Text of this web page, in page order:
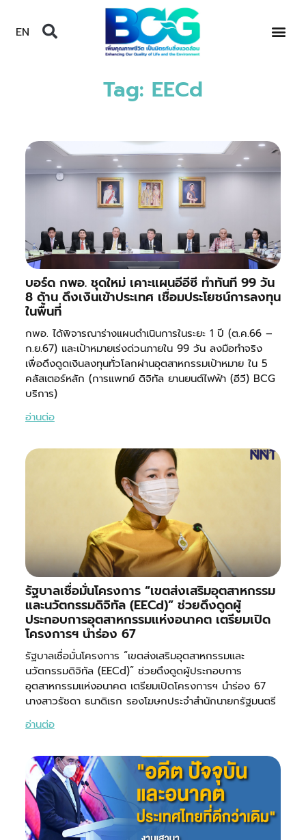
EN
Tag: EECd
บอร์ด กพอ. ชุดใหม่ เคาะแผนอีอีซี ทำทันที 99 วัน
8 ด้าน ดึงเงินเข้าประเทศ เชื่อมประโยชน์การลงทุน
ในพื้นที่
กพอ. ได้พิจารณาร่างแผนดำเนินการในระยะ 1 ปี (ต.ค.66 –
ก.ย.67) และเป้าหมายเร่งด่วนภายใน 99 วัน ลงมือทำจริง
เพื่อดึงดูดเงินลงทุนทั่วโลกผ่านอุตสาหกรรมเป้าหมาย ใน 5
คลัสเตอร์หลัก (การแพทย์ ดิจิทัล ยานยนต์ไฟฟ้า (อีวี) BCG
บริการ)
อ่านต่อ
รัฐบาลเชื่อมั่นโครงการ “เขตส่งเสริมอุตสาหกรรม
และนวัตกรรมดิจิทัล (EECd)” ช่วยดึงดูดผู้
ประกอบการอุตสาหกรรมแห่งอนาคต เตรียมเปิด
โครงการฯ นำร่อง 67
รัฐบาลเชื่อมั่นโครงการ “เขตส่งเสริมอุตสาหกรรมและ
นวัตกรรมดิจิทัล (EECd)” ช่วยดึงดูดผู้ประกอบการ
อุตสาหกรรมแห่งอนาคต เตรียมเปิดโครงการฯ นำร่อง 67
นางสาวรัชดา ธนาดิเรก รองโฆษกประจำสำนักนายกรัฐมนตรี
อ่านต่อ